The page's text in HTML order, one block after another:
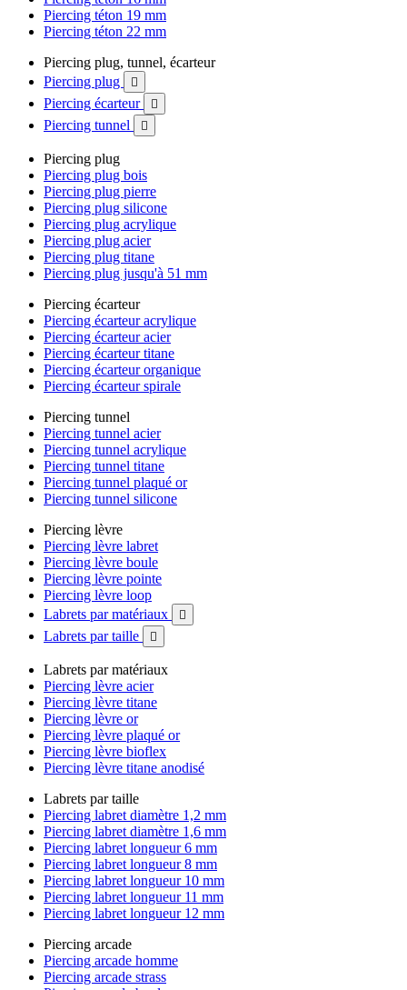
Piercing téton 19 mm
Piercing téton 22 mm
Piercing plug, tunnel, écarteur
Piercing plug

Piercing écarteur 
Piercing tunnel 
Piercing plug
Piercing plug bois
Piercing plug pierre
Piercing plug silicone
Piercing plug acrylique
Piercing plug acier
Piercing plug titane
Piercing plug jusqu'à 51 mm
Piercing écarteur
Piercing écarteur acrylique
Piercing écarteur acier
Piercing écarteur titane
Piercing écarteur organique
Piercing écarteur spirale
Piercing tunnel
Piercing tunnel acier
Piercing tunnel acrylique
Piercing tunnel titane
Piercing tunnel plaqué or
Piercing tunnel silicone
Piercing lèvre
Piercing lèvre labret
Piercing lèvre boule
Piercing lèvre pointe
Piercing lèvre loop
Labrets par matériaux

Labrets par taille 
Labrets par matériaux
Piercing lèvre acier
Piercing lèvre titane
Piercing lèvre or
Piercing lèvre plaqué or
Piercing lèvre bioflex
Piercing lèvre titane anodisé
Labrets par taille
Piercing labret diamètre 1,2 mm
Piercing labret diamètre 1,6 mm
Piercing labret longueur 6 mm
Piercing labret longueur 8 mm
Piercing labret longueur 10 mm
Piercing labret longueur 11 mm
Piercing labret longueur 12 mm
Piercing arcade
Piercing arcade homme
Piercing arcade strass